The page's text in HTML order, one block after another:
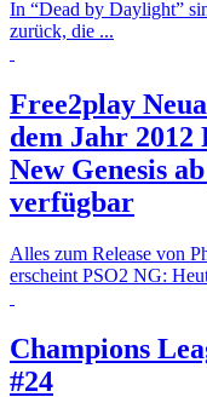
In “Dead by Daylight”
zurück, die ...
Free2play
dem Jahr 2012
New Genesis
verfügbar
Alles zum Release von
erscheint PSO2 NG:
Champions
#24